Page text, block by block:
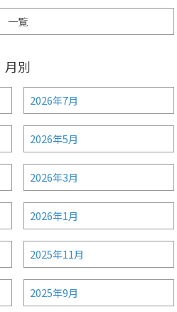
一覧
月別
2026年7月
2026年5月
2026年3月
2026年1月
2025年11月
2025年9月